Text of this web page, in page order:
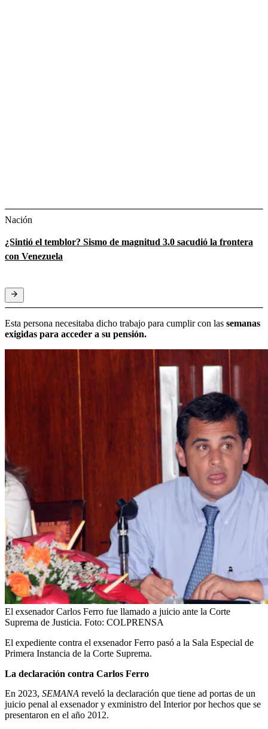
Nación
¿Sintió el temblor? Sismo de magnitud 3.0 sacudió la frontera
con Venezuela
Esta persona necesitaba dicho trabajo para cumplir con las semanas
exigidas para acceder a su pensión.
El exsenador Carlos Ferro fue llamado a juicio ante la Corte
Suprema de Justicia. Foto: COLPRENSA
El expediente contra el exsenador Ferro pasó a la Sala Especial de
Primera Instancia de la Corte Suprema.
La declaración contra Carlos Ferro
En 2023, SEMANA reveló la declaración que tiene ad portas de un
juicio penal al exsenador y exministro del Interior por hechos que se
presentaron en el año 2012.